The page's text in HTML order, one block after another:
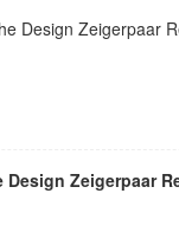
Design Zeigerpaar